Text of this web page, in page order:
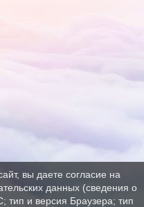
вы даете согласие на
данных (сведения о
тип и версия Браузера; тип